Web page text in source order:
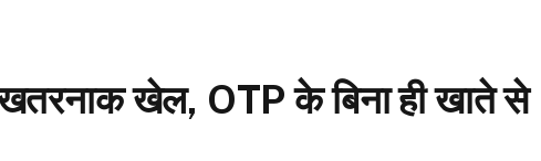
खेल, OTP के बिना ही खाते से